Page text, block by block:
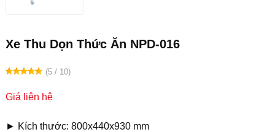
Xe Thu Dọn Thức Ăn NPD-016
(5 / 10)
Giá liên hệ
► Kích thước: 800x440x930 mm